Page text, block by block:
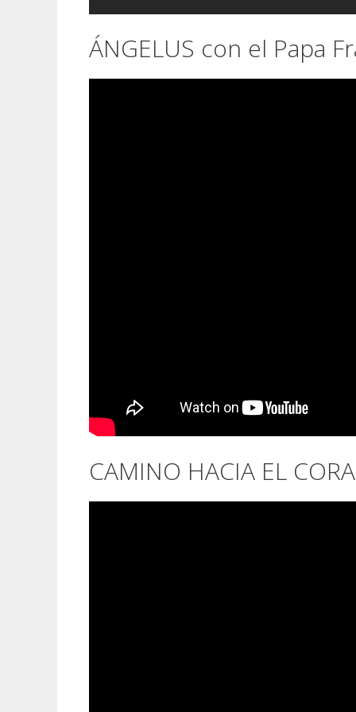
ÁNGELUS con el Papa
CAMINO HACIA EL